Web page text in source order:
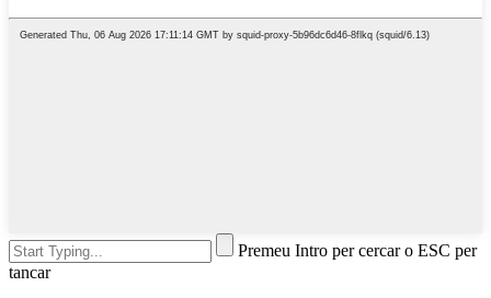
Premeu Intro per cercar o ESC per
tancar